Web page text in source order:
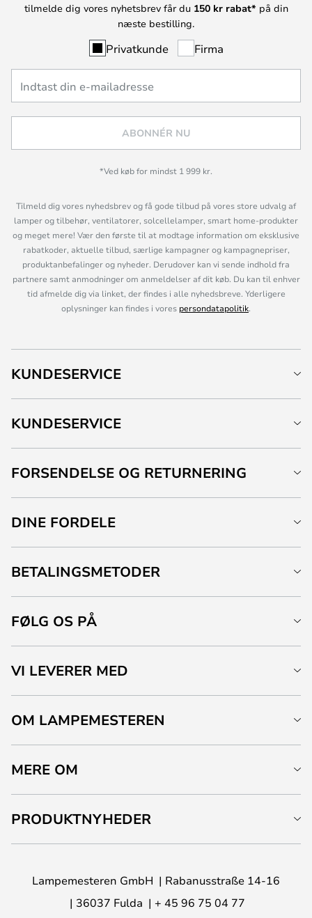
tilmelde dig vores nyhetsbrev får du 150 kr rabat* på din
næste bestilling.
Privatkunde Firma
ABONNÉR NU
*Ved køb for mindst 1 999 kr.
Tilmeld dig vores nyhedsbrev og få gode tilbud på vores store udvalg af
lamper og tilbehør, ventilatorer, solcellelamper, smart home-produkter
og meget mere! Vær den første til at modtage information om eksklusive
rabatkoder, aktuelle tilbud, særlige kampagner og kampagnepriser,
produktanbefalinger og nyheder. Derudover kan vi sende indhold fra
partnere samt anmodninger om anmeldelser af dit køb. Du kan til enhver
tid afmelde dig via linket, der findes i alle nyhedsbreve. Yderligere
oplysninger kan findes i vores persondatapolitik.
KUNDESERVICE
KUNDESERVICE
FORSENDELSE OG RETURNERING
DINE FORDELE
BETALINGSMETODER
FØLG OS PÅ
VI LEVERER MED
OM LAMPEMESTEREN
MERE OM
PRODUKTNYHEDER
Lampemesteren GmbH
Rabanusstraße 14-16
36037 Fulda
+ 45 96 75 04 77